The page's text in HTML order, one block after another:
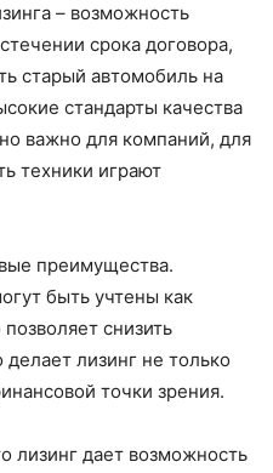
– возможность
срока договора,
старый автомобиль на
стандарты качества
важно для компаний, для
техники играют
преимущества.
быть учтены как
снизить
лизинг не только
точки зрения.
лизинг дает возможность